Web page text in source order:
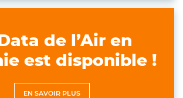
de l’Air en
est disponible !
EN SAVOIR PLUS